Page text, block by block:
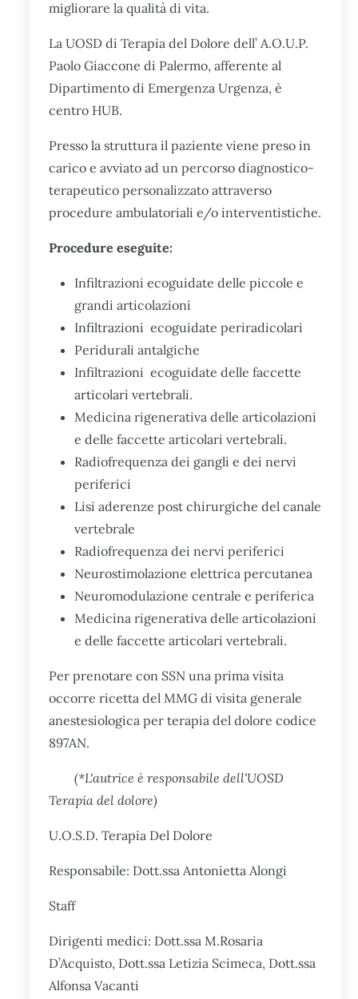
migliorare la qualità di vita.
La UOSD di Terapia del Dolore dell’ A.O.U.P.
Paolo Giaccone di Palermo, afferente al
Dipartimento di Emergenza Urgenza, è
centro HUB.
Presso la struttura il paziente viene preso in
carico e avviato ad un percorso diagnostico-
terapeutico personalizzato attraverso
procedure ambulatoriali e/o interventistiche.
Procedure eseguite:
Infiltrazioni ecoguidate delle piccole e
grandi articolazioni
Infiltrazioni ecoguidate periradicolari
Peridurali antalgiche
Infiltrazioni ecoguidate delle faccette
articolari vertebrali.
Medicina rigenerativa delle articolazioni
e delle faccette articolari vertebrali.
Radiofrequenza dei gangli e dei nervi
periferici
Lisi aderenze post chirurgiche del canale
vertebrale
Radiofrequenza dei nervi periferici
Neurostimolazione elettrica percutanea
Neuromodulazione centrale e periferica
Medicina rigenerativa delle articolazioni
e delle faccette articolari vertebrali.
Per prenotare con SSN una prima visita
occorre ricetta del MMG di visita generale
anestesiologica per terapia del dolore codice
897AN.
(*L'autrice è responsabile dell'UOSD
Terapia del dolore)
U.O.S.D. Terapia Del Dolore
Responsabile: Dott.ssa Antonietta Alongi
Staff
Dirigenti medici: Dott.ssa M.Rosaria
D’Acquisto, Dott.ssa Letizia Scimeca, Dott.ssa
Alfonsa Vacanti